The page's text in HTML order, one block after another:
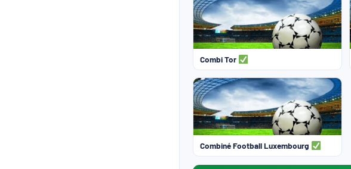
Combi Tor
Combiné Football Luxembourg